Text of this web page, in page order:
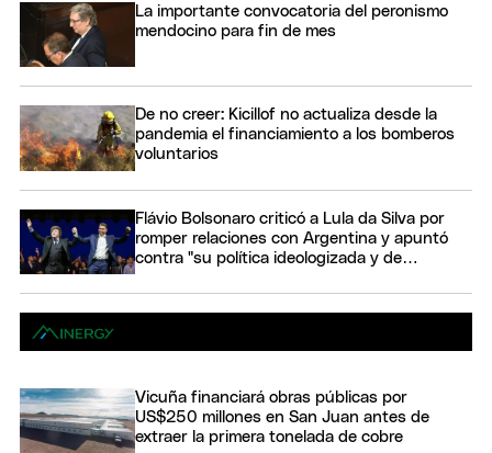
La importante convocatoria del peronismo
mendocino para fin de mes
De no creer: Kicillof no actualiza desde la
pandemia el financiamiento a los bomberos
voluntarios
Flávio Bolsonaro criticó a Lula da Silva por
romper relaciones con Argentina y apuntó
contra "su política ideologizada y de
Vicuña financiará obras públicas por
US$250 millones en San Juan antes de
extraer la primera tonelada de cobre